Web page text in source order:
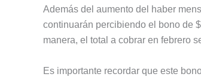
Además del aumento del haber
continuarán percibiendo el bono de
manera, el total a cobrar en febrero
Es importante recordar que este